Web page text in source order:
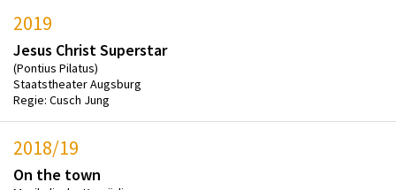
2019
Jesus Christ Superstar
(Pontius Pilatus)
Staatstheater Augsburg
Regie: Cusch Jung
2018/19
On the town